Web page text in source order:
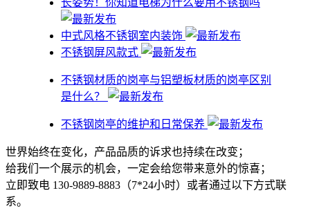
中式风格不锈钢室内装饰
不锈钢屏风款式
不锈钢材质的岗亭与铝塑板材质的岗亭区别
是什么？
不锈钢岗亭的维护和日常保养
世界始终在变化，产品品质的诉求也持续在改变；
给我们一个展示的机会，一定会给您带来意外的惊喜；
立即致电 130-9889-8883（7*24小时）或者通过以下方式联
系。